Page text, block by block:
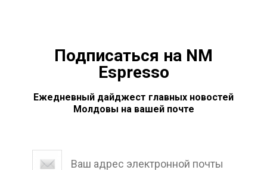
Подписаться на NM
Espresso
Ежедневный дайджест главных новостей
Молдовы на вашей почте